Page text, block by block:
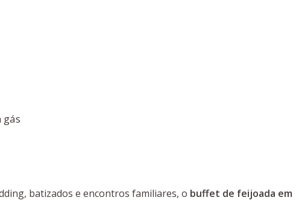
gás
batizados e encontros familiares, o buffet de feijoada em